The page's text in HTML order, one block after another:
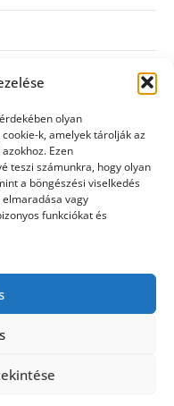
olyan
k, amelyek tárolják az
Ezen
teszi számunkra, hogy olyan
a böngészési viselkedés
vagy
funkciókat és